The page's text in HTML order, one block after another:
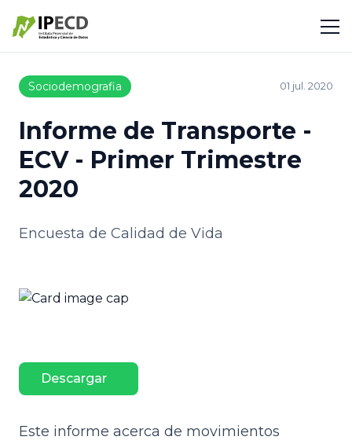
Sociodemografia 01 jul. 2020
Informe de Transporte -
ECV - Primer Trimestre
2020
Encuesta de Calidad de Vida
Descargar
Este informe acerca de movimientos